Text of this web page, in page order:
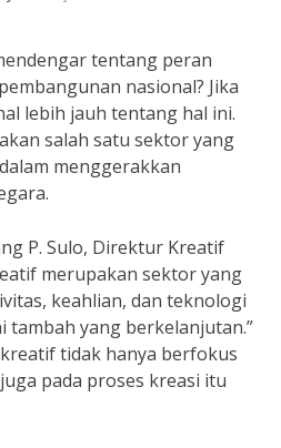
tentang peran
nasional? Jika
lebih jauh tentang hal ini.
salah satu sektor yang
menggerakkan
P. Sulo, Direktur Kreatif
merupakan sektor yang
keahlian, dan teknologi
tambah yang berkelanjutan.”
tidak hanya berfokus
pada proses kreasi itu